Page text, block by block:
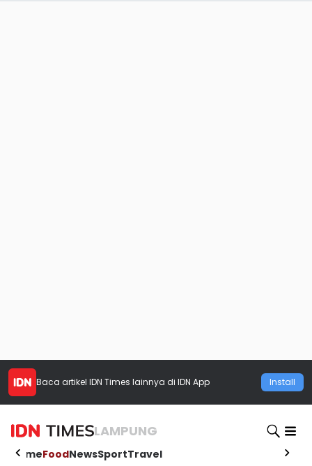
Baca artikel IDN Times lainnya di IDN App Install
LAMPUNG
HomeFoodNewsSportTravel